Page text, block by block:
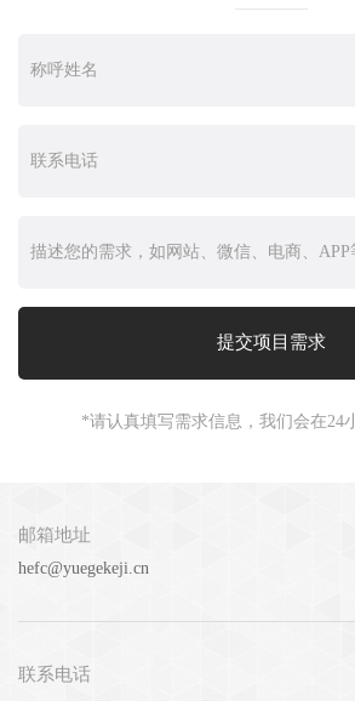
*请认真填写需求信息，我们会在24
邮箱地址
hefc@yuegekeji.cn
联系电话